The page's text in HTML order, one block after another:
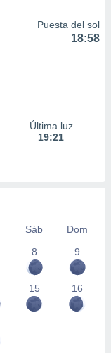
Puesta del sol
18:58
Última luz
19:21
Sáb
Dom
8
9
15 16